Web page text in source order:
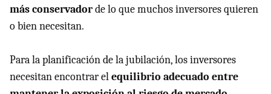
más conservadorde lo que muchos inversores quieren
o bien necesitan.
Para la planificación de la jubilación, los inversores
necesitan encontrar elequilibrio adecuado entre